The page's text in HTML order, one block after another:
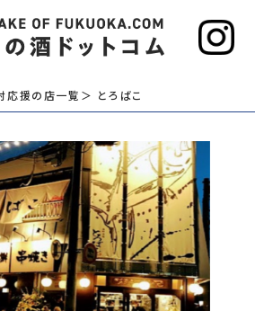
応援の店一覧 ＞ とろばこ